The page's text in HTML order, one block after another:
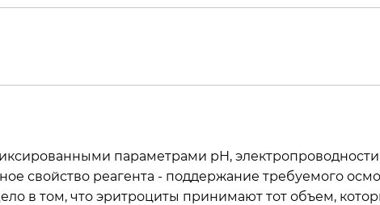
параметрами рН,
свойство реагента - поддержание требуемого
в том, что эритроциты принимают тот объем,